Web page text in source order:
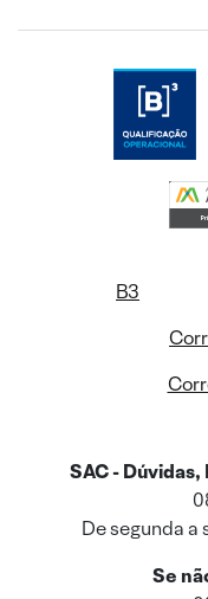
B3
SAC -
De segunda a
Se